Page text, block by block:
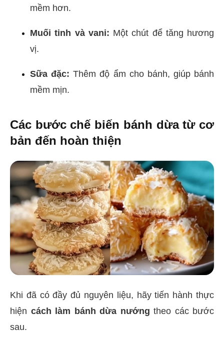
mềm hơn.
Muối tinh và vani: Một chút để tăng hương
vị.
Sữa đặc: Thêm độ ẩm cho bánh, giúp bánh
mềm mịn.
Các bước chế biến bánh dừa từ cơ
bản đến hoàn thiện
Khi đã có đầy đủ nguyên liệu, hãy tiến hành thực
hiện cách làm bánh dừa nướng theo các bước
sau.